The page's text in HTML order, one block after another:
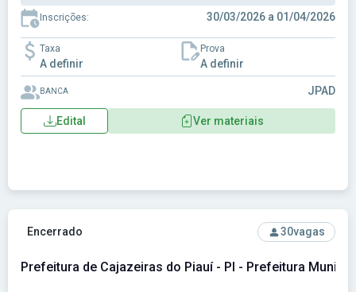
Inscrições: 30/03/2026 a 01/04/2026
Taxa
A definir
Prova
A definir
BANCA JPAD
Edital Ver materiais
Ver concurso: Prefeitura de Cajazeiras do Piauí - PI -
Encerrado 30vagas
Prefeitura de Cajazeiras do Piauí - PI - Prefeitura